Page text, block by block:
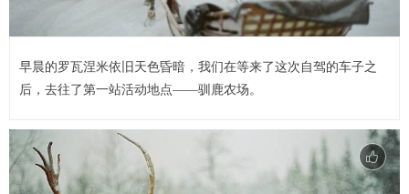
早晨的罗瓦涅米依旧天色昏暗，我们在等来了这次自驾的车子之
后，去往了第一站活动地点——驯鹿农场。